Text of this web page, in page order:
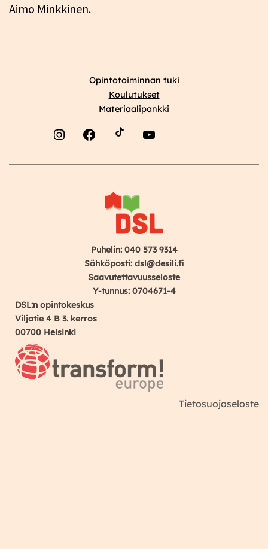
Aimo Minkkinen.
Opintotoiminnan tuki
Koulutukset
Materiaalipankki
Puhelin: 040 573 9314
Sähköposti: dsl@desili.fi
Saavutettavuusseloste
Y-tunnus: 0704671-4
DSL:n opintokeskus
Viljatie 4 B 3. kerros
00700 Helsinki
Tietosuojaseloste